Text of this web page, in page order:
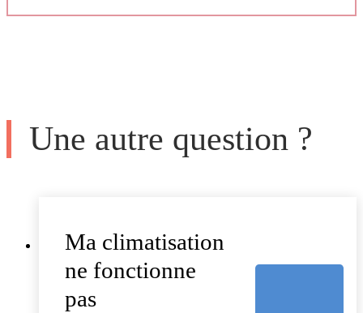
Une autre question ?
Ma climatisation
ne fonctionne
pas